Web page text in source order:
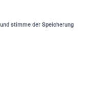
stimme der Speicherung